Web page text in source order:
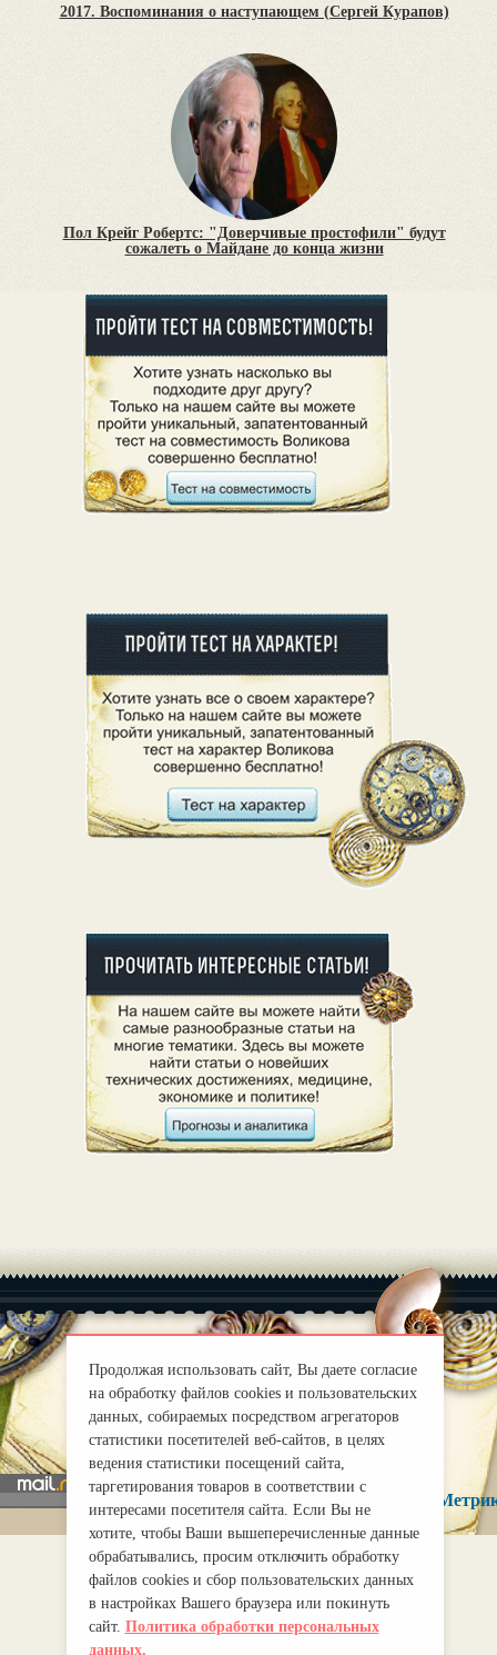
2017. Воспоминания о наступающем (Сергей Курапов)
Пол Крейг Робертс: "Доверчивые простофили" будут
сожалеть о Майдане до конца жизни
О нас |
Правила
mirprognoz@mail.ru
Продолжая использовать сайт, Вы даете согласие
на обработку файлов cookies и пользовательских
данных, собираемых посредством агрегаторов
статистики посетителей веб-сайтов, в целях
ведения статистики посещений сайта,
таргетирования товаров в соответствии с
интересами посетителя сайта. Если Вы не
хотите, чтобы Ваши вышеперечисленные данные
обрабатывались, просим отключить обработку
файлов cookies и сбор пользовательских данных
в настройках Вашего браузера или покинуть
сайт. Политика обработки персональных
данных.